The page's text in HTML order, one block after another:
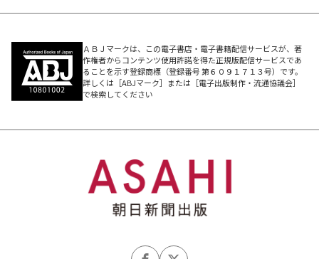
ＡＢＪマークは、この電子書店・電子書籍配信サービスが、著
作権者からコンテンツ使用許諾を得た正規版配信サービスであ
ることを示す登録商標（登録番号 第６０９１７１３号）です。
詳しくは［ABJマーク］または［電子出版制作・流通協議会］
で検索してください